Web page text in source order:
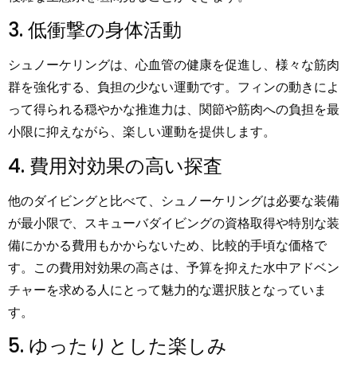
3. 低衝撃の身体活動
シュノーケリングは、心血管の健康を促進し、様々な筋肉
群を強化する、負担の少ない運動です。フィンの動きによ
って得られる穏やかな推進力は、関節や筋肉への負担を最
小限に抑えながら、楽しい運動を提供します。
4. 費用対効果の高い探査
他のダイビングと比べて、シュノーケリングは必要な装備
が最小限で、スキューバダイビングの資格取得や特別な装
備にかかる費用もかからないため、比較的手頃な価格で
す。この費用対効果の高さは、予算を抑えた水中アドベン
チャーを求める人にとって魅力的な選択肢となっていま
す。
5. ゆったりとした楽しみ